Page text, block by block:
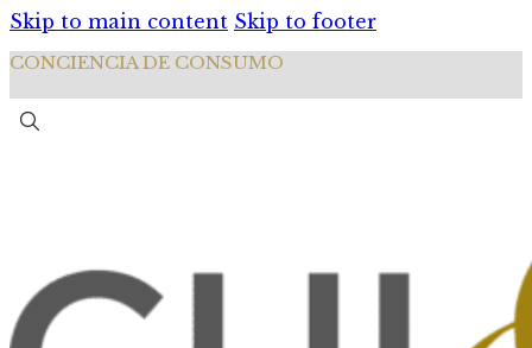
Skip to main content Skip to footer
CONCIENCIA DE CONSUMO